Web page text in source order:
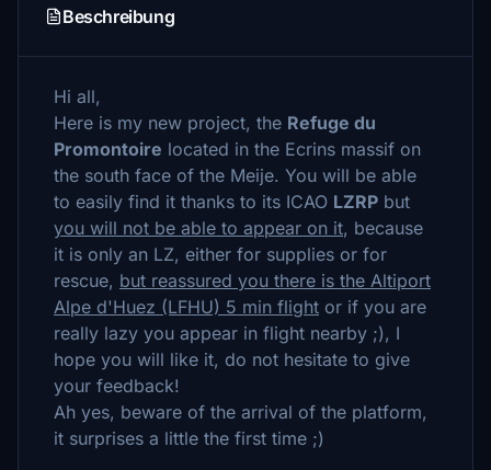
Beschreibung
Hi all,
Here is my new project, the Refuge du
Promontoire located in the Ecrins massif on
the south face of the Meije. You will be able
to easily find it thanks to its ICAO LZRP but
you will not be able to appear on it, because
it is only an LZ, either for supplies or for
rescue, but reassured you there is the Altiport
Alpe d'Huez (LFHU) 5 min flight or if you are
really lazy you appear in flight nearby ;), I
hope you will like it, do not hesitate to give
your feedback!
Ah yes, beware of the arrival of the platform,
it surprises a little the first time ;)